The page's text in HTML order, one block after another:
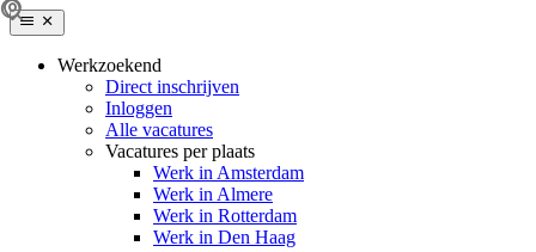
Werkzoekend
Direct inschrijven
Inloggen
Alle vacatures
Vacatures per plaats
Werk in Amsterdam
Werk in Almere
Werk in Rotterdam
Werk in Den Haag